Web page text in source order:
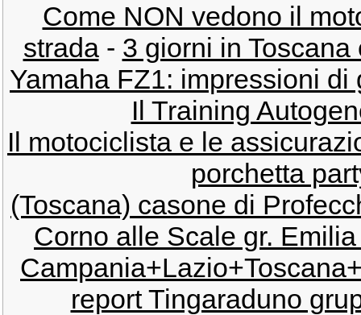
Come NON vedono il
strada- 3 giorni in
Yamaha FZ1: impressioni
Il Training
Il motociclista e le
porchetta
(Toscana) casone di
Corno alle Scale gr.
report Tingaraduno